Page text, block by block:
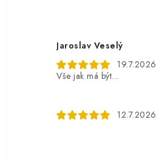
Jaroslav Veselý
19.7.2026
Vše jak má být...
12.7.2026